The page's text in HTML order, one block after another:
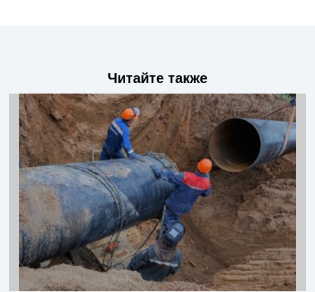
Читайте также